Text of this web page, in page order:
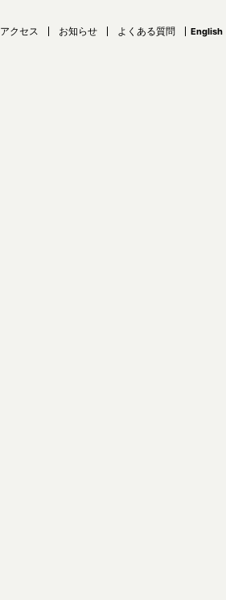
アクセス お知らせ よくある質問 English